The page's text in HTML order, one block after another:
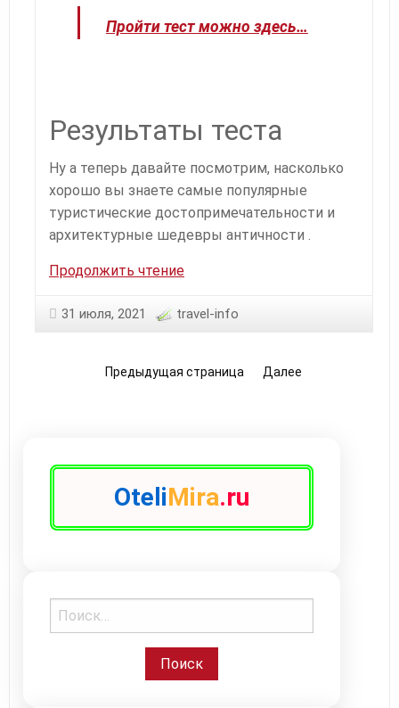
Пройти тест можно здесь…
Результаты теста
Ну а теперь давайте посмотрим, насколько
хорошо вы знаете самые популярные
туристические достопримечательности и
архитектурные шедевры античности .
Продолжить чтениеТЕСТ
знание
31 июля, 2021 travel-info
Предыдущая страница Далее
OteliMira.ru